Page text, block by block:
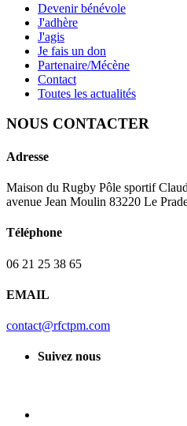
Devenir bénévole
J'adhère
J'agis
Je fais un don
Partenaire/Mécène
Contact
Toutes les actualités
NOUS CONTACTER
Adresse
Maison du Rugby Pôle sportif
avenue Jean Moulin 83220 Le
Téléphone
06 21 25 38 65
EMAIL
contact@rfctpm.com
Suivez nous